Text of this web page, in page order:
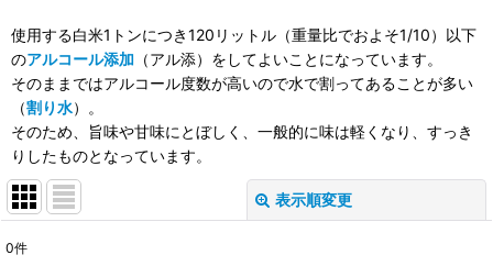
使用する白米1トンにつき120リットル（重量比でおよそ1/10）以下
のアルコール添加 （アル添）をしてよいことになっています。
そのままではアルコール度数が高いので水で割ってあることが多い
（割り水）。
そのため、旨味や甘味にとぼしく、一般的に味は軽くなり、すっき
りしたものとなっています。
表示順変更
0件